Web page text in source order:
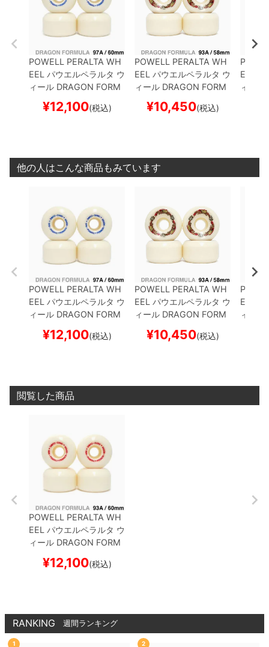
POWELL PERALTA WH
EEL パウエルペラルタ ウ
ィール DRAGON FORM
ULA（DF）97A
CUBIC60mm x 38mm
¥12,100(税込)
POWELL PERALTA WH
EEL パウエルペラルタ ウ
ィール DRAGON FORM
ULA（DF）93A RATBO
NES IIDRAGONS58m
¥10,450(税込)
EEL
ィール
他の人はこんな商品もみています
POWELL PERALTA WH
EEL パウエルペラルタ ウ
ィール DRAGON FORM
CUBIC60mm x 38mm
¥12,100(税込)
POWELL PERALTA WH
EEL パウエルペラルタ ウ
ィール DRAGON FORM
NES IIDRAGONS58m
¥10,450(税込)
EEL
ィール
閲覧した商品
POWELL PERALTA WH
EEL パウエルペラルタ ウ
ィール DRAGON FORM
CUBIC60mm x 38mm
¥12,100(税込)
RANKING 週間ランキング
1 2